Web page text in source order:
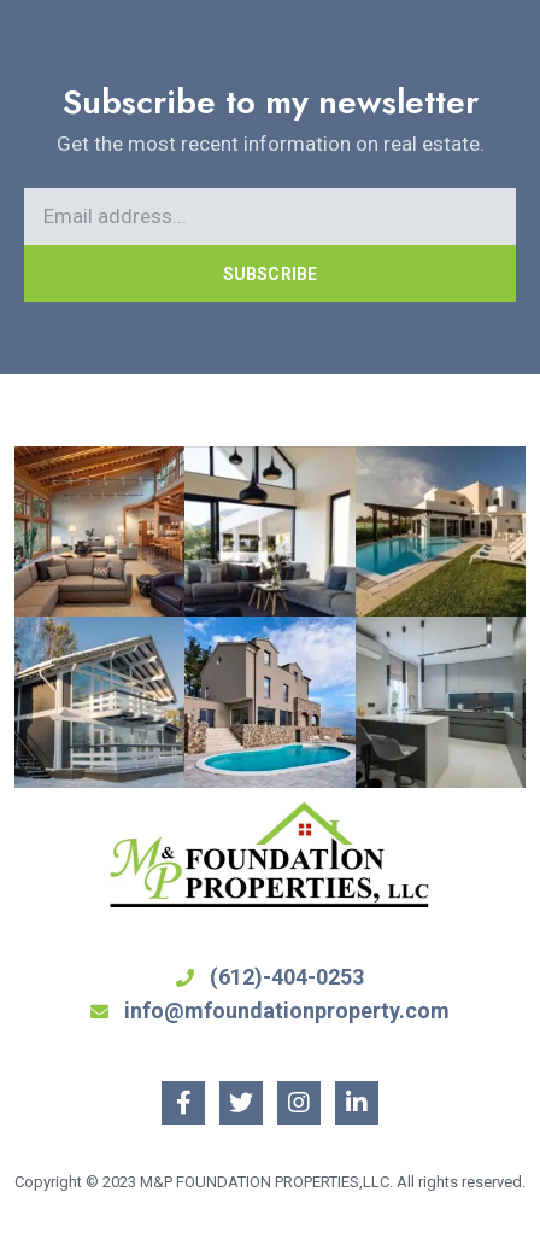
Subscribe to my newsletter
Get the most recent information on real estate.
SUBSCRIBE
(612)-404-0253
info@mfoundationproperty.com
Copyright © 2023 M&P FOUNDATION PROPERTIES,LLC. All rights reserved.